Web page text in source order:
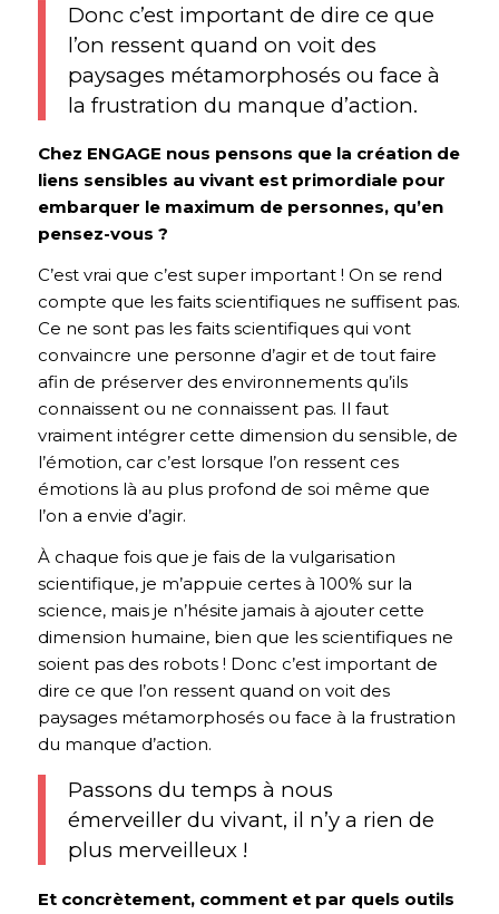
Donc c’est important de dire ce que
l’on ressent quand on voit des
paysages métamorphosés ou face à
la frustration du manque d’action.
Chez ENGAGE nous pensons que la création de
liens sensibles au vivant est primordiale pour
embarquer le maximum de personnes, qu’en
pensez-vous ?
C’est vrai que c’est super important ! On se rend
compte que les faits scientifiques ne suffisent pas.
Ce ne sont pas les faits scientifiques qui vont
convaincre une personne d’agir et de tout faire
afin de préserver des environnements qu’ils
connaissent ou ne connaissent pas. Il faut
vraiment intégrer cette dimension du sensible, de
l’émotion, car c’est lorsque l’on ressent ces
émotions là au plus profond de soi même que
l’on a envie d’agir.
À chaque fois que je fais de la vulgarisation
scientifique, je m’appuie certes à 100% sur la
science, mais je n’hésite jamais à ajouter cette
dimension humaine, bien que les scientifiques ne
soient pas des robots ! Donc c’est important de
dire ce que l’on ressent quand on voit des
paysages métamorphosés ou face à la frustration
du manque d’action.
Passons du temps à nous
émerveiller du vivant, il n’y a rien de
plus merveilleux !
Et concrètement, comment et par quels outils